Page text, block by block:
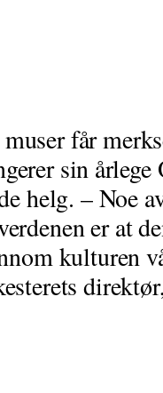
får
sin årlege
helg. – Noe
er at
kulturen